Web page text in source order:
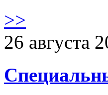
>>
26 августа